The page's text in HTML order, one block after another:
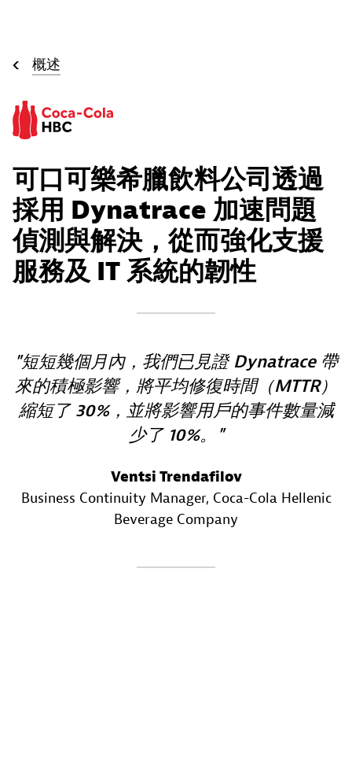
概述
可口可樂希臘飲料公司透過
採用 Dynatrace 加速問題
偵測與解決，從而強化支援
服務及 IT 系統的韌性
短短幾個月內，我們已見證 Dynatrace 帶
來的積極影響，將平均修復時間（MTTR）
縮短了 30%，並將影響用戶的事件數量減
少了 10%。
Ventsi Trendafilov
Business Continuity Manager, Coca-Cola Hellenic
Beverage Company